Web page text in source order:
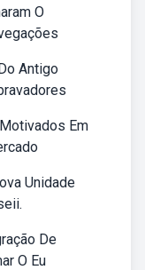
O
Antigo
Em
Unidade
De
O Eu